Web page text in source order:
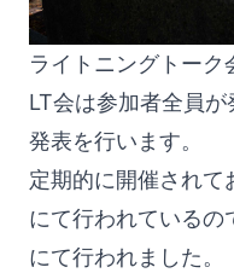
ライトニングトーク
LT会は参加者全員
発表を行います。
定期的に開催されて
にて行われているの
にて行われました。